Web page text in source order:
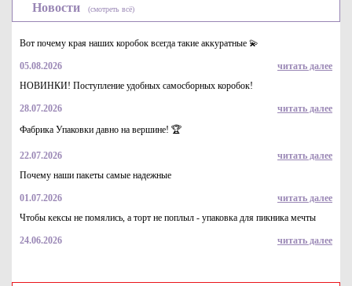
Новости (смотреть всё)
Вот почему края наших коробок всегда такие аккуратные 💫
05.08.2026
читать далее
НОВИНКИ! Поступление удобных самосборных коробок!
28.07.2026
читать далее
Фабрика Упаковки давно на вершине! 🏆
22.07.2026
читать далее
Почему наши пакеты самые надежные
01.07.2026
читать далее
Чтобы кексы не помялись, а торт не поплыл - упаковка для пикника мечты
24.06.2026 читать далее